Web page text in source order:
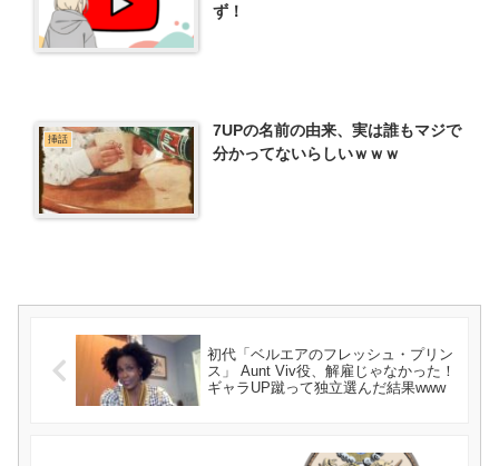
ず！
挿話
7UPの名前の由来、実は誰もマジで
分かってないらしいｗｗｗ
初代「ベルエアのフレッシュ・プリン
ス」 Aunt Viv役、解雇じゃなかった！
ギャラUP蹴って独立選んだ結果www